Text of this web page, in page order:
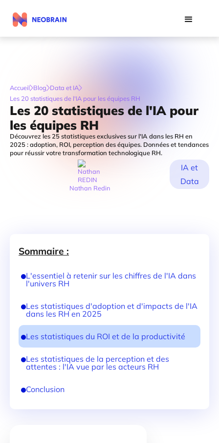
Accueil Blog Data et IA
Les 20 statistiques de l'IA pour les équipes RH
Les 20 statistiques de l'IA pour
les équipes RH
Découvrez les 25 statistiques exclusives sur l'IA dans les RH en
2025 : adoption, ROI, perception des équipes. Données et tendances
pour réussir votre transformation technologique RH.
Nathan Redin
IA et
Data
Sommaire :
L'essentiel à retenir sur les chiffres de l'IA dans
l'univers RH
Les statistiques d'adoption et d'impacts de l'IA
dans les RH en 2025
Les statistiques du ROI et de la productivité
Les statistiques de la perception et des
attentes : l'IA vue par les acteurs RH
‍Conclusion